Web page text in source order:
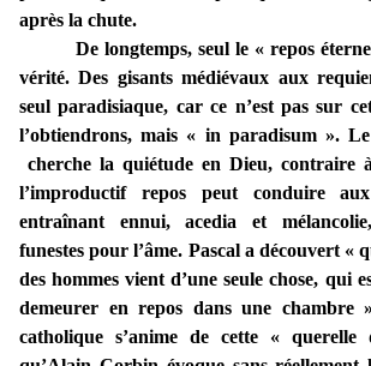
après la chute.
De longtemps, seul le « repos
vérité. Des gisants médiévaux aux
seul paradisiaque, car ce n’est pas sur
l’obtiendrons, mais « in paradisum ».
cherche la quiétude en Dieu, contraire
l’improductif repos peut conduire
entraînant ennui, acedia et
funestes pour l’âme. Pascal a découvert «
des hommes vient d’une seule chose, qui
demeurer en repos dans une chambre
catholique s’anime de cette «